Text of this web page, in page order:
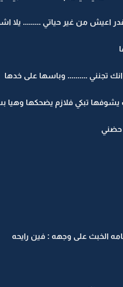
اعيش من غير حياتي .........
تجنني .......... وباسها على خدها
يشوفها تبكي فلازم يضحكها
حضني
الخبث على وجهه : فين رايحه